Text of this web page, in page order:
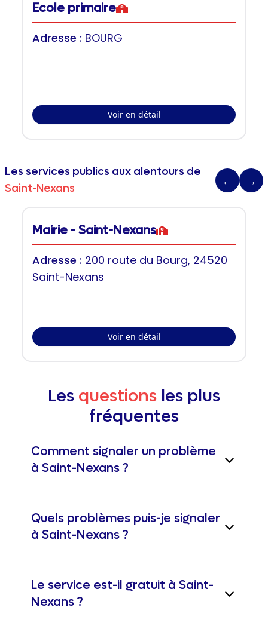
Ecole primaire
Adresse : BOURG
Voir en détail
Les services publics aux alentours de
Saint-Nexans
← →
Mairie - Saint-Nexans
Adresse : 200 route du Bourg, 24520
Saint-Nexans
Voir en détail
Les questions les plus
fréquentes
Comment signaler un problème
à Saint-Nexans ?
Quels problèmes puis-je signaler
à Saint-Nexans ?
Le service est-il gratuit à Saint-
Nexans ?